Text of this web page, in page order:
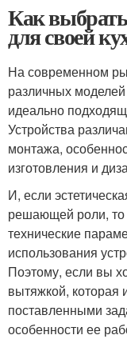
Как
для своей
На современном
различных
идеально
Устройства
монтажа,
изготовления и
И, если
решающей роли, то
технические
использования
Поэтому, если вы
вытяжкой, которая
поставленными
особенности ее